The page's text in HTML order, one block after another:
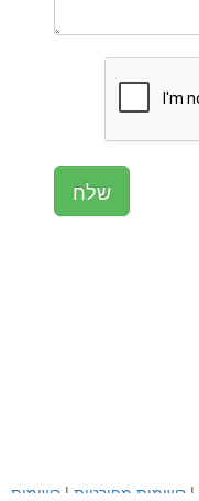
| רשימות מפורטות | רשימות